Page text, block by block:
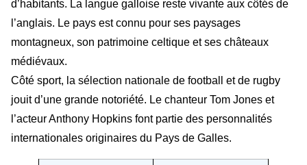
d’habitants. La langue galloise reste vivante aux côtés de
l’anglais. Le pays est connu pour ses paysages
montagneux, son patrimoine celtique et ses châteaux
médiévaux.
Côté sport, la sélection nationale de football et de rugby
jouit d’une grande notoriété. Le chanteur Tom Jones et
l’acteur Anthony Hopkins font partie des personnalités
internationales originaires du Pays de Galles.